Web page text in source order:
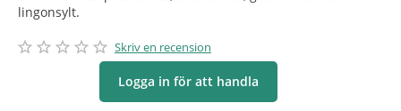
lingonsylt.
star_border star_border star_border star_border star_border
star star star star star Skriv en recension
Logga in för att handla